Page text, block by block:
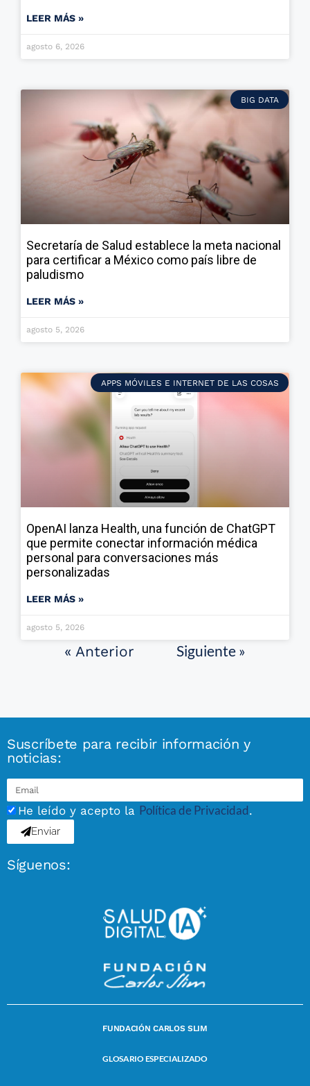
LEER MÁS »
agosto 6, 2026
BIG DATA
Secretaría de Salud establece la meta nacional
para certificar a México como país libre de
paludismo
LEER MÁS »
agosto 5, 2026
APPS MÓVILES E INTERNET DE LAS COSAS
OpenAI lanza Health, una función de ChatGPT
que permite conectar información médica
personal para conversaciones más
personalizadas
LEER MÁS »
agosto 5, 2026
« Anterior Siguiente »
Suscríbete para recibir información y
noticias:
He leído y acepto la Política de Privacidad.
Enviar
Síguenos:
FUNDACIÓN CARLOS SLIM
GLOSARIO ESPECIALIZADO